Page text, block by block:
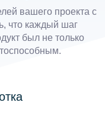
вашего проекта с
что каждый шаг
был не только